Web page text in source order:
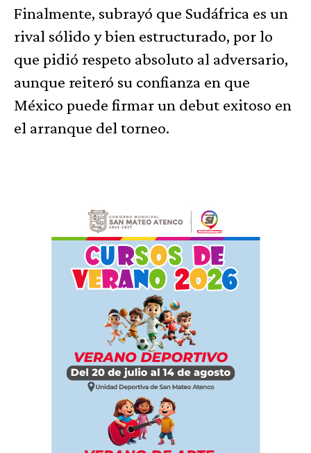
Finalmente, subrayó que Sudáfrica es un
rival sólido y bien estructurado, por lo
que pidió respeto absoluto al adversario,
aunque reiteró su confianza en que
México puede firmar un debut exitoso en
el arranque del torneo.